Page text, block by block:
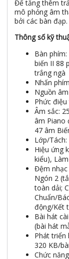
Để tăng thêm
mô phỏng âm
bởi các bàn đạp.
Thông số kỹ
Bàn
biến II 88
trắng ngà
Nhấn
Nguồn
Phức
Âm sắc:
âm Piano
47 âm
Lớp/
Hiệu ứng
kiểu),
Đệm nhạc
Ngón 2
toàn dải;
Chuẩn/
động/Kết
Bài hát
(bài hát
Phát triển
320 KB/bài
Chức